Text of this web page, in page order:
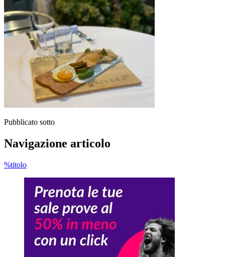
Pubblicato sotto
Navigazione articolo
%titolo